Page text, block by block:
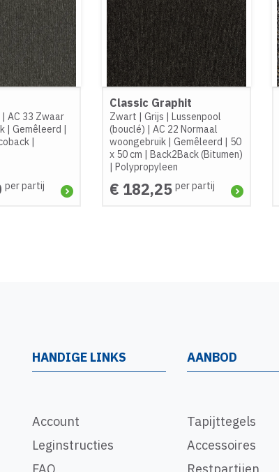
|AC 33 Zwaar
|Gemêleerd |
|
per partij
Classic Graphit
Zwart | Grijs | Lussenpool
(bouclé) | AC 22 Normaal
woongebruik| Gemêleerd | 50
x 50 cm | Back2Back (Bitumen)
| Polypropyleen
€ 182,25 per partij
HANDIGE LINKS
Account
Leginstructies
FAQ
AANBOD
Tapijttegels
Accessoires
Restpartijen